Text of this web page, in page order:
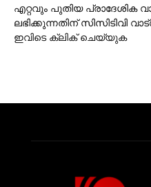
എറ്റവും പുതിയ പ്രാദേശിക
ലഭിക്കുന്നതിന് സിസിടിവി
ഇവിടെ ക്ലിക് ചെയ്യുക